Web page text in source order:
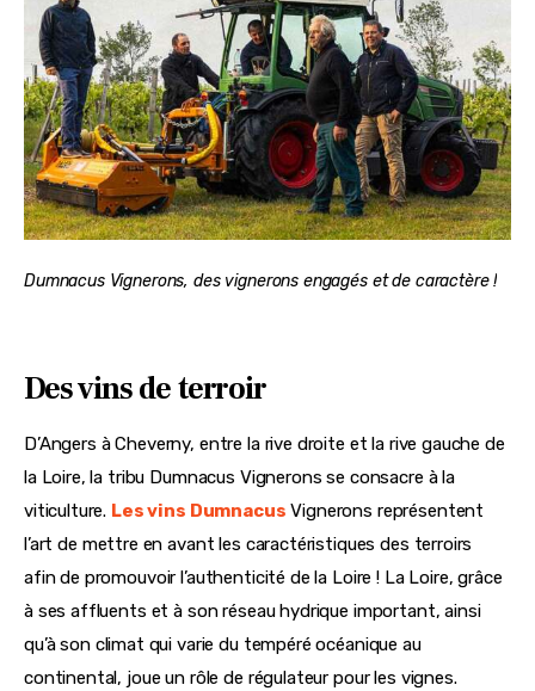
Dumnacus Vignerons, des vignerons engagés et de caractère !
Des vins de terroir
D’Angers à Cheverny, entre la rive droite et la rive gauche de
la Loire, la tribu Dumnacus Vignerons se consacre à la
viticulture. Les vins Dumnacus Vignerons représentent
l’art de mettre en avant les caractéristiques des terroirs
afin de promouvoir l’authenticité de la Loire ! La Loire, grâce
à ses affluents et à son réseau hydrique important, ainsi
qu’à son climat qui varie du tempéré océanique au
continental, joue un rôle de régulateur pour les vignes.